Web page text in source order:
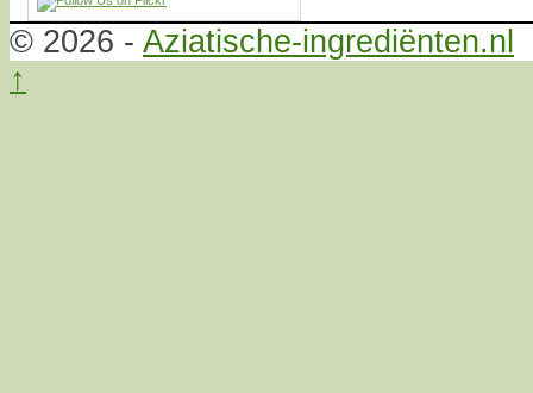
© 2026 - Aziatische-ingrediënten.nl
↑